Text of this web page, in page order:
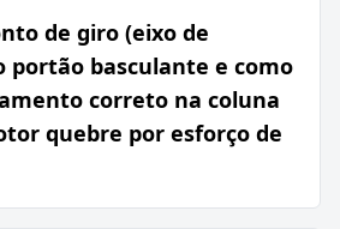
de giro (eixo de
portão basculante e como
correto na coluna
quebre por esforço de